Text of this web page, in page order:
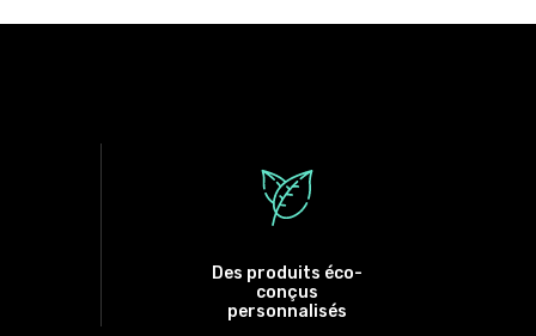
Des produits éco-
conçus
personnalisés